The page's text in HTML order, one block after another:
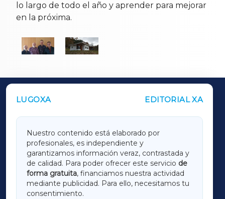
lo largo de todo el año y aprender para mejorar
en la próxima.
LUGOXA EDITORIAL XA
Nuestro contenido está elaborado por
profesionales, es independiente y
garantizamos información veraz, contrastada y
de calidad. Para poder ofrecer este servicio de
forma gratuita, financiamos nuestra actividad
mediante publicidad. Para ello, necesitamos tu
consentimiento.
OUTROS PERIÓDICOS
LUGOXA
TERRACHAXA